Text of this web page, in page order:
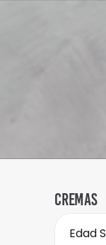
Cremas
Edad